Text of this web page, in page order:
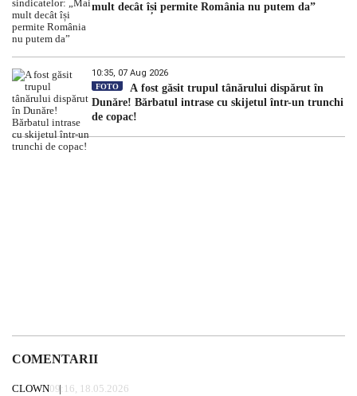
mult decât își permite România nu putem da”
10:35, 07 Aug 2026
FOTO
A fost găsit trupul tânărului dispărut în
Dunăre! Bărbatul intrase cu skijetul într-un trunchi
de copac!
COMENTARII
CLOWN09:16, 18.05.2026